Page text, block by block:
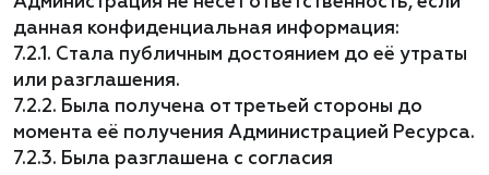
данная конфиденциальная информация:
7.2.1. Стала публичным достоянием до её утраты
или разглашения.
7.2.2. Была получена от третьей стороны до
момента её получения Администрацией Ресурса.
7.2.3. Была разглашена с согласия